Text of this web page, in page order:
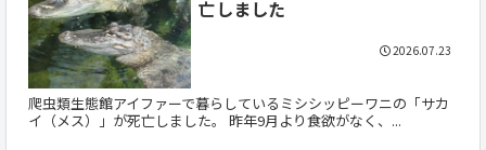
亡しました
爬虫類生態館アイファーで暮らしているミシシッピーワニの「サカ
イ（メス）」が死亡しました。 昨年9月より食欲がなく、...
2026.07.23